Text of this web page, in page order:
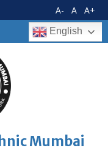
English
A- A A+
Mumbai